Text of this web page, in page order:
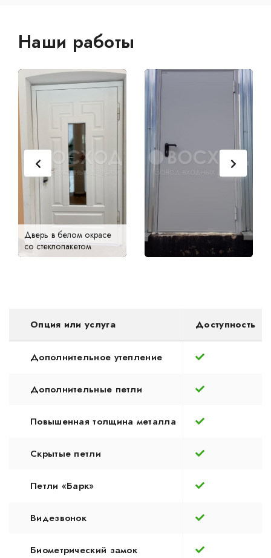
Наши работы
Дверь в белом окрасе
со стеклопакетом
Опция или услуга Доступность
Дополнительное утепление
Дополнительные петли
Повышенная толщина металла
Скрытые петли
Петли «Барк»
Видезвонок
Биометрический замок